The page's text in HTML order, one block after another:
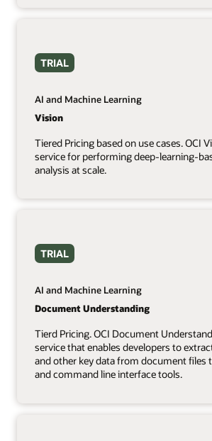
TRIAL
AI and Machine Learning
Vision
Tiered Pricing based on use cases. OCI
service for performing deep-learning-
analysis at scale.
TRIAL
AI and Machine Learning
Document Understanding
Tierd Pricing. OCI Document
service that enables developers to
and other key data from document files
and command line interface tools.